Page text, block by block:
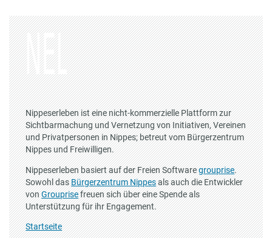
Nippeserleben ist eine nicht-kommerzielle Plattform zur
Sichtbarmachung und Vernetzung von Initiativen, Vereinen
und Privatpersonen in Nippes; betreut vom Bürgerzentrum
Nippes und Freiwilligen.
Nippeserleben basiert auf der Freien Softwaregrouprise.
Sowohl dasBürgerzentrum Nippesals auch die Entwickler
vonGrouprisefreuen sich über eine Spende als
Unterstützung für ihr Engagement.
Startseite